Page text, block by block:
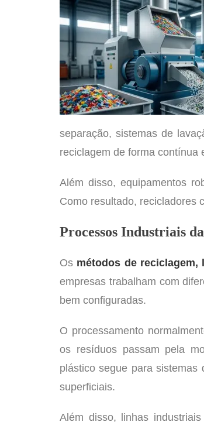
separação, sistemas de
reciclagem de forma contínua
Além disso, equipamentos
Como resultado, recicladores
Processos Industriais
Os métodos de
empresas trabalham com
bem configuradas.
O processamento
os resíduos passam pela
plástico segue para sistemas
superficiais.
Além disso, linhas